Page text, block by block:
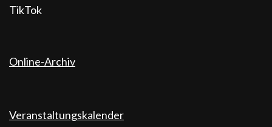
TikTok
Online-Archiv
Veranstaltungskalender